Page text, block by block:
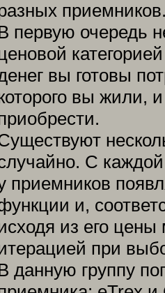
первую очередь
вы готовы
вы жили,
С
приемников
и,
из его
при
данную группу